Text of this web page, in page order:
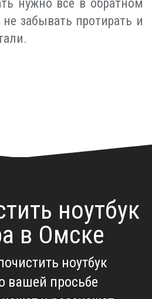
нужно все в обратном
забывать протирать и
ноутбук
в Омске
ноутбук
вашей просьбе